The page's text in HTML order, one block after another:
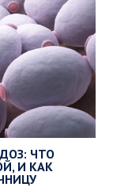
ЧТО
И КАК